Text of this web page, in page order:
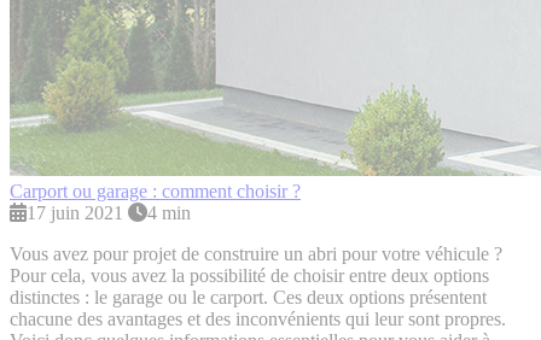
Carport ou garage : comment choisir ?
17 juin 2021
4 min
Vous avez pour projet de construire un abri pour votre véhicule ?
Pour cela, vous avez la possibilité de choisir entre deux options
distinctes : le garage ou le carport. Ces deux options présentent
chacune des avantages et des inconvénients qui leur sont propres.